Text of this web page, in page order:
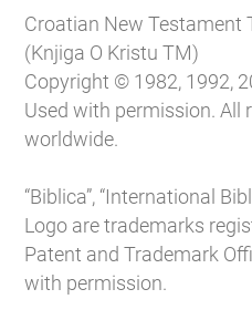
Croatian New Testament
(Knjiga O Kristu TM)
Copyright © 1982, 1992,
Used with permission. All
worldwide.
“Biblica”, “International
Logo are trademarks
Patent and Trademark
with permission.